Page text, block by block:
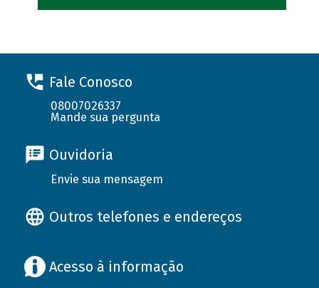
Fale Conosco
08007026337
Mande sua pergunta
Ouvidoria
Envie sua mensagem
Outros telefones e endereços
Acesso à informação